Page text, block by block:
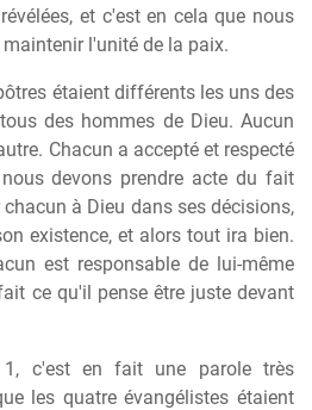
et c'est en cela que nous
l'unité de la paix.
étaient différents les uns des
des hommes de Dieu. Aucun
Chacun a accepté et respecté
devons prendre acte du fait
à Dieu dans ses décisions,
existence, et alors tout ira bien.
est responsable de lui-même
ce qu'il pense être juste devant
c'est en fait une parole très
les quatre évangélistes étaient